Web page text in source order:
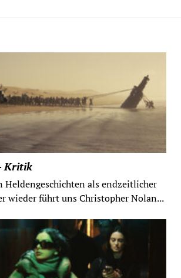
Kritik
Heldengeschichten als endzeitlicher
wieder führt uns Christopher Nolan...